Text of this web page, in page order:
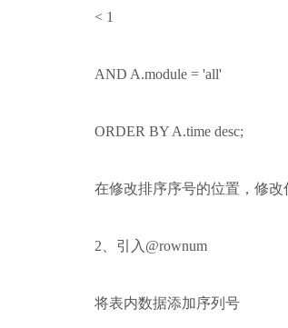
< 1
AND A.module = 'all'
ORDER BY A.time desc;
在修改排序序号的位置，修
2、引入@rownum
将表内数据添加序列号